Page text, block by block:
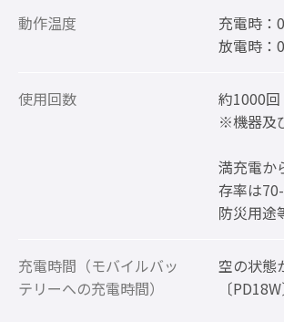
動作温度
充電時
放電時
使用回数
約1000回
※機器及
満充電か
存率は
防災用途
充電時間（モバイルバッ
テリーへの充電時間）
空の状態
〔PD18W